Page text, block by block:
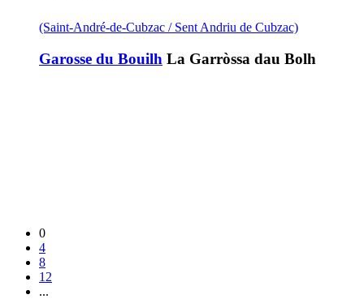
(Saint-André-de-Cubzac / Sent Andriu de Cubzac)
Garosse du Bouilh La Garròssa dau Bolh
0
4
8
12
...